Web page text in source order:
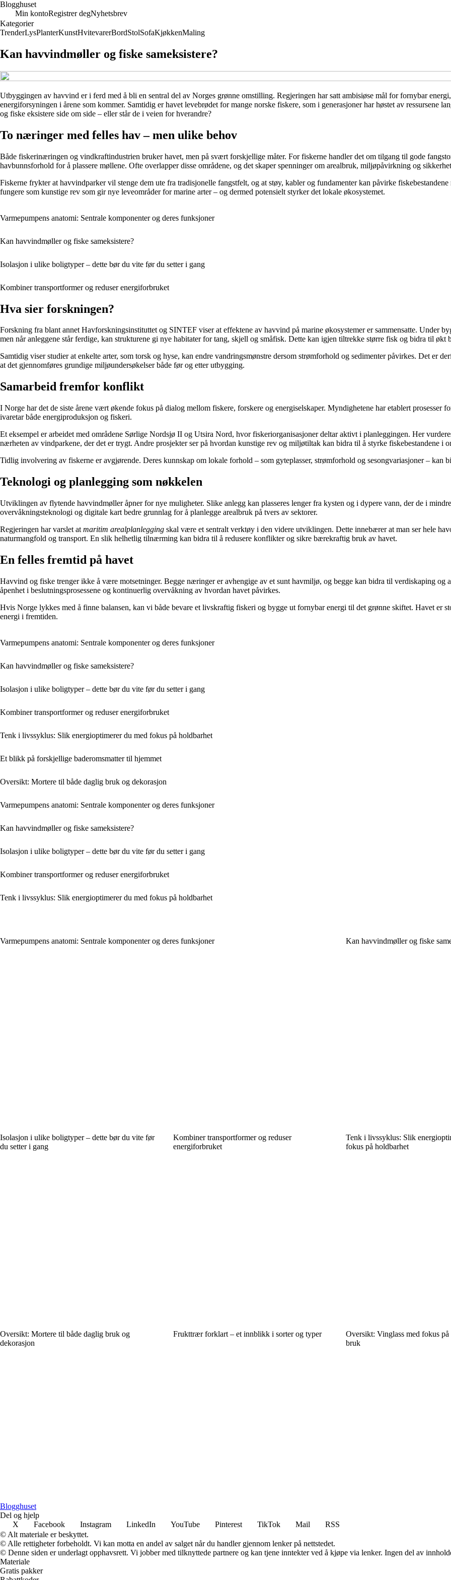
Blogghuset
Min kontoRegistrer degNyhetsbrev
Kategorier
TrenderLysPlanterKunstHvitevarerBordStolSofaKjøkkenMaling
Kan havvindmøller og fiske sameksistere?
Utbyggingen av havvind er i ferd med å bli en sentral del av Norges grønne omstilling. Regjeringen har satt ambisiøse mål for fornybar
energiforsyningen i årene som kommer. Samtidig er havet levebrødet for mange norske fiskere, som i generasjoner har høstet av ressursene
og fiske eksistere side om side – eller står de i veien for hverandre?
To næringer med felles hav – men ulike behov
Både fiskerinæringen og vindkraftindustrien bruker havet, men på svært forskjellige måter. For fiskerne handler det om tilgang til gode
havbunnsforhold for å plassere møllene. Ofte overlapper disse områdene, og det skaper spenninger om arealbruk, miljøpåvirkning og
Fiskerne frykter at havvindparker vil stenge dem ute fra tradisjonelle fangstfelt, og at støy, kabler og fundamenter kan påvirke
fungere som kunstige rev som gir nye leveområder for marine arter – og dermed potensielt styrker det lokale økosystemet.
Varmepumpens anatomi: Sentrale komponenter og deres funksjoner
Kan havvindmøller og fiske sameksistere?
Isolasjon i ulike boligtyper – dette bør du vite før du setter i gang
Kombiner transportformer og reduser energiforbruket
Hva sier forskningen?
Forskning fra blant annet Havforskningsinstituttet og SINTEF viser at effektene av havvind på marine økosystemer er sammensatte. Under
men når anleggene står ferdige, kan strukturene gi nye habitater for tang, skjell og småfisk. Dette kan igjen tiltrekke større fisk og bidra til økt
Samtidig viser studier at enkelte arter, som torsk og hyse, kan endre vandringsmønstre dersom strømforhold og sedimenter påvirkes. Det er
at det gjennomføres grundige miljøundersøkelser både før og etter utbygging.
Samarbeid fremfor konflikt
I Norge har det de siste årene vært økende fokus på dialog mellom fiskere, forskere og energiselskaper. Myndighetene har etablert prosesser
ivaretar både energiproduksjon og fiskeri.
Et eksempel er arbeidet med områdene Sørlige Nordsjø II og Utsira Nord, hvor fiskeriorganisasjoner deltar aktivt i planleggingen. Her
nærheten av vindparkene, der det er trygt. Andre prosjekter ser på hvordan kunstige rev og miljøtiltak kan bidra til å styrke fiskebestandene i
Tidlig involvering av fiskerne er avgjørende. Deres kunnskap om lokale forhold – som gyteplasser, strømforhold og sesongvariasjoner – kan
Teknologi og planlegging som nøkkelen
Utviklingen av flytende havvindmøller åpner for nye muligheter. Slike anlegg kan plasseres lenger fra kysten og i dypere vann, der de i
overvåkningsteknologi og digitale kart bedre grunnlag for å planlegge arealbruk på tvers av sektorer.
Regjeringen har varslet at maritim arealplanlegging skal være et sentralt verktøy i den videre utviklingen. Dette innebærer at man ser hele
naturmangfold og transport. En slik helhetlig tilnærming kan bidra til å redusere konflikter og sikre bærekraftig bruk av havet.
En felles fremtid på havet
Havvind og fiske trenger ikke å være motsetninger. Begge næringer er avhengige av et sunt havmiljø, og begge kan bidra til verdiskaping og
åpenhet i beslutningsprosessene og kontinuerlig overvåkning av hvordan havet påvirkes.
Hvis Norge lykkes med å finne balansen, kan vi både bevare et livskraftig fiskeri og bygge ut fornybar energi til det grønne skiftet. Havet er
energi i fremtiden.
Varmepumpens anatomi: Sentrale komponenter og deres funksjoner
Kan havvindmøller og fiske sameksistere?
Isolasjon i ulike boligtyper – dette bør du vite før du setter i gang
Kombiner transportformer og reduser energiforbruket
Tenk i livssyklus: Slik energioptimerer du med fokus på holdbarhet
Et blikk på forskjellige baderomsmatter til hjemmet
Oversikt: Mortere til både daglig bruk og dekorasjon
Varmepumpens anatomi: Sentrale komponenter og deres funksjoner
Kan havvindmøller og fiske sameksistere?
Isolasjon i ulike boligtyper – dette bør du vite før du setter i gang
Kombiner transportformer og reduser energiforbruket
Tenk i livssyklus: Slik energioptimerer du med fokus på holdbarhet
Varmepumpens anatomi: Sentrale komponenter og deres funksjoner Kan havvindmøller og fiske
Isolasjon i ulike boligtyper – dette bør du vite før
du setter i gang
Kombiner transportformer og reduser
energiforbruket
Tenk i livssyklus: Slik
fokus på holdbarhet
Oversikt: Mortere til både daglig bruk og
dekorasjon
Frukttrær forklart – et innblikk i sorter og typer
Oversikt: Vinglass med fokus
bruk
Blogghuset
Del og hjelp
X
Facebook Instagram LinkedIn YouTube Pinterest TikTok Mail
RSS
© Alt materiale er beskyttet.
© Alle rettigheter forbeholdt. Vi kan motta en andel av salget når du handler gjennom lenker på nettstedet.
© Denne siden er underlagt opphavsrett. Vi jobber med tilknyttede partnere og kan tjene inntekter ved å kjøpe via lenker. Ingen del av
Materiale
Gratis pakker